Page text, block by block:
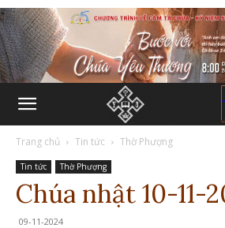
Trang chủ Tin tức Thờ Phượng
Tin tức Thờ Phượng
Chúa nhật 10-11-
09-11-2024